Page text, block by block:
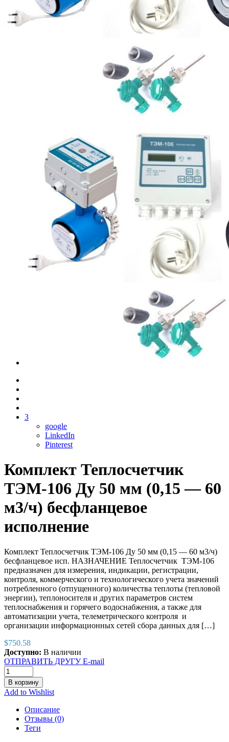
3
google
LinkedIn
Pinterest
Комплект Теплосчетчик
ТЭМ-106 Ду 50 мм (0,15 — 60
м3/ч) бесфланцевое
исполнение
Комплект Теплосчетчик ТЭМ-106 Ду 50 мм (0,15 — 60 м3/ч)
бесфланцевое исп. НАЗНАЧЕНИЕ Теплосчетчик ТЭМ-106
предназначен для измерения, индикации, регистрации,
контроля, коммерческого и технологического учета значений
потребленного (отпущенного) количества теплоты (тепловой
энергии), теплоносителя и других параметров систем
теплоснабжения и горячего водоснабжения, а также для
автоматизации учета, телеметрического контроля и
организации информационных сетей сбора данных для […]
$750.58
Доступно: В наличии
ОТПРАВИТЬ ДРУГУ E-mail
В корзину
Add to Wishlist
Описание
Отзывы (0)
Теги